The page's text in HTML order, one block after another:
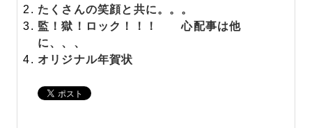
たくさんの笑顔と共に。。。
監！獄！ロック！！！ 心配事は他
に、、、
オリジナル年賀状